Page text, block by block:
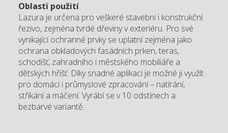
Oblasti použití
Lazura je určena pro veškeré stavební i konstrukční
řezivo, zejména tvrdé dřeviny v exteriéru. Pro své
vynikající ochranné prvky se uplatní zejména jako
ochrana obkladových fasádních prken, teras,
schodišť, zahradního i městského mobiliáře a
dětských hřišť. Díky snadné aplikaci je možné ji využít
pro domácí i průmyslové zpracování – natírání,
stříkání a máčení. Vyrábí se v 10 odstínech a
bezbarvé variantě.